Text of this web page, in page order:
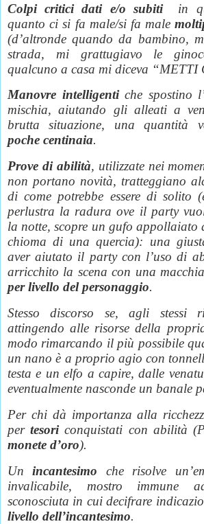
Colpi critici dati e/o subiti
in
quanto ci si fa male/si fa male
(d’altronde quando da bambino,
strada, mi grattugiavo le
qualcuno a casa mi diceva
Manovre intelligentiche spostino
mischia, aiutando gli alleati a
brutta situazione, una quantità
poche centinaia.
Prove di abilità, utilizzate nei
non portano novità, tratteggiano
di come potrebbe essere di solito
perlustra la radura ove il party
la notte, scopre un gufo appollaiato
chioma di una quercia): una
aver aiutato il party con l’uso di
arricchito la scena con una
per livello del personaggio.
Stesso discorso se, agli stessi
attingendo alle risorse della
modo rimarcando il più possibile
un nano è a proprio agio con
testa e un elfo a capire, dalle
eventualmente nasconde un banale
Per chi dà importanza alla
pertesoriconquistati con abilità
monete d’oro).
Unincantesimo che risolve
invalicabile, mostro immune
sconosciuta in cui decifrare
livello dell’incantesimo.